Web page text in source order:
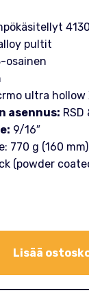
pultit
osainen
ultra hollow
asennus:
9/16″
770 g (160
(powder
Lisää